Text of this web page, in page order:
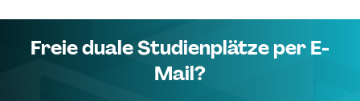
Freie duale Studienplätze per E-
Mail?